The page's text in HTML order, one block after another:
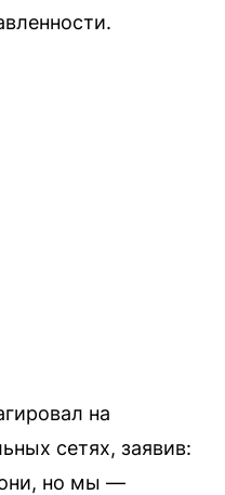
на
сетях, заявив:
но мы —